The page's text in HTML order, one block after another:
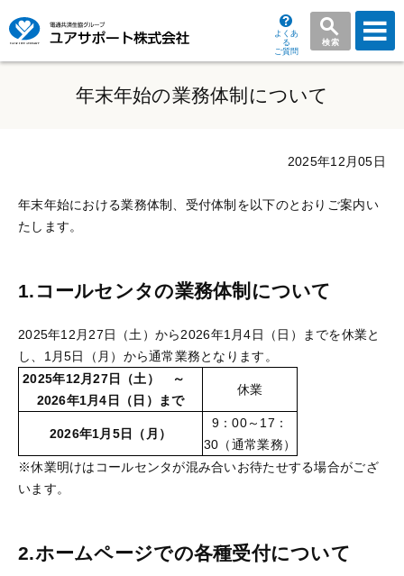
よくあ
る
ご質問
検索
ニ
ュ
年末年始の業務体制について
2025年12月05日
年末年始における業務体制、受付体制を以下のとおりご案内い
たします。
1.コールセンタの業務体制について
2025年12月27日（土）から2026年1月4日（日）までを休業と
し、1月5日（月）から通常業務となります。
2025年12月27日（土） ～
2026年1月4日（日）まで
休業
2026年1月5日（月）
9：00～17：
30（通常業務）
※休業明けはコールセンタが混み合いお待たせする場合がござ
います。
2.ホームページでの各種受付について